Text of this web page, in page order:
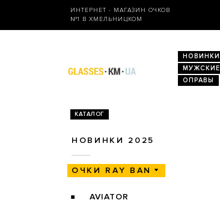
ИНТЕРНЕТ - МАГАЗИН ОЧКОВ
№1 В ХМЕЛЬНИЦКОМ
НОВИНКИ
МУЖСКИЕ
ОПРАВЫ
КАТАЛОГ
НОВИНКИ 2025
ОЧКИ RAY BAN
AVIATOR